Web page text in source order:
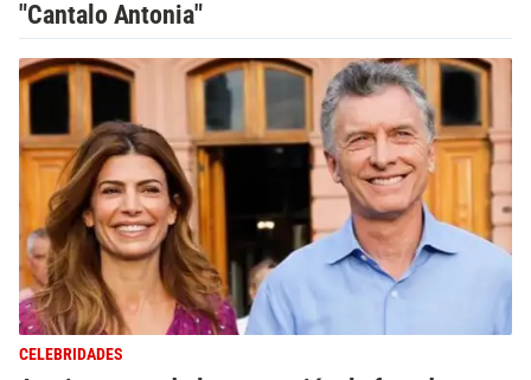
"Cantalo Antonia"
CELEBRIDADES